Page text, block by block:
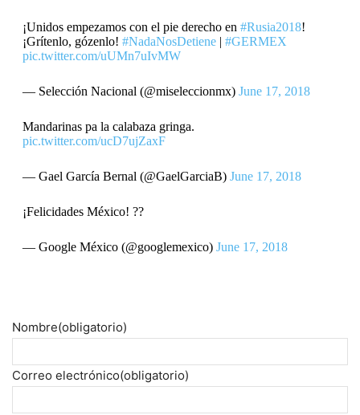
¡Unidos empezamos con el pie derecho en #Rusia2018!
¡Grítenlo, gózenlo! #NadaNosDetiene| #GERMEX
pic.twitter.com/uUMn7uIvMW
— Selección Nacional (@miseleccionmx) June 17, 2018
Mandarinas pa la calabaza gringa.
pic.twitter.com/ucD7ujZaxF
— Gael García Bernal (@GaelGarciaB) June 17, 2018
¡Felicidades México! ??
— Google México (@googlemexico) June 17, 2018
Nombre(obligatorio)
Correo electrónico(obligatorio)